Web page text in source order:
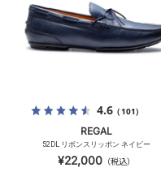
4.6（101）
REGAL
52DL リボンスリッポン ネイビー
¥22,000（税込）